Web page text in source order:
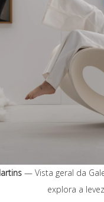
— Vista geral da
explora a